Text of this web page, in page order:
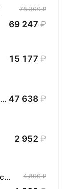
78 300 ₽
69 247 ₽
15 177 ₽
Планшет HONOR MagicPad3 Wi-Fi, 13,3", процессор Snapdragon 8, 16ГБ/512ГБ, EU 47 638 ₽
2 952 ₽
Подарочный набор сладостей Милка, шоколад печенье вафли ассорти Milka 4 890 ₽